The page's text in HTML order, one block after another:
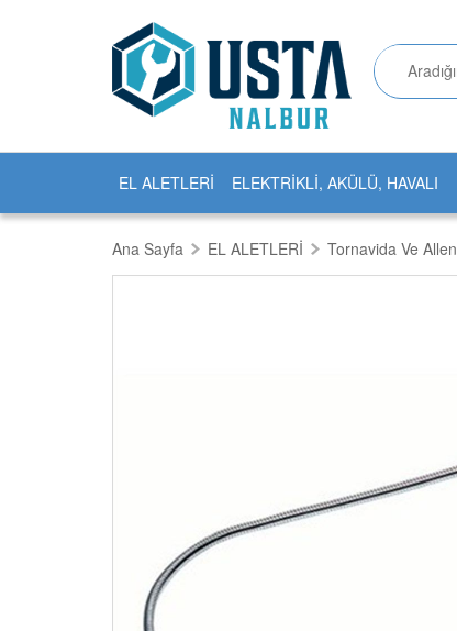
EL ALETLERİ ELEKTRİKLİ, AKÜLÜ, HAVALI
Ana Sayfa EL ALETLERİ Tornavida Ve